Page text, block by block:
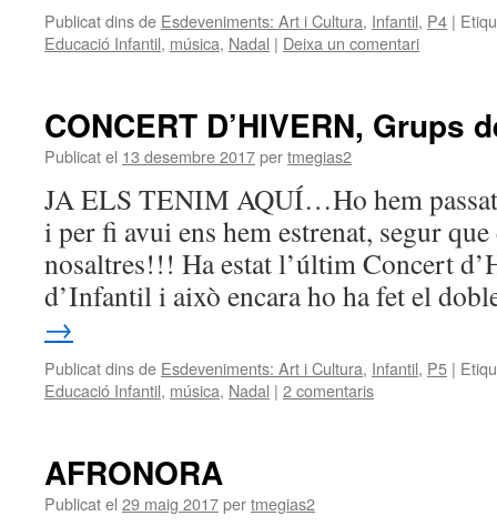
Publicat dins de Esdeveniments: Art i Cultura, Infantil, P4 |
Educació Infantil, música, Nadal | Deixa un comentari
CONCERT D’HIVERN, Grups
Publicat el 13 desembre 2017pertmegias2
JA ELS TENIM AQUÍ…Ho hem
i per fi avui ens hem estrenat, segur
nosaltres!!! Ha estat l’últim Concert
d’Infantil i això encara ho ha fet el
→
Publicat dins de Esdeveniments: Art i Cultura, Infantil, P5 |
Educació Infantil, música, Nadal | 2 comentaris
AFRONORA
Publicat el 29 maig 2017pertmegias2